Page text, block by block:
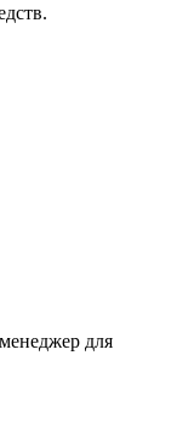
для